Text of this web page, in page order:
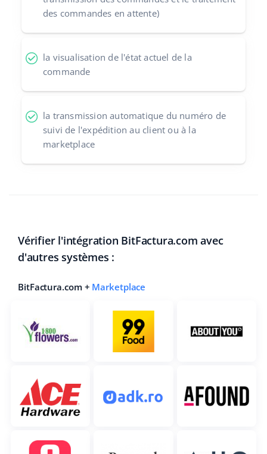
des commandes en attente)
la visualisation de l'état actuel de la
commande
la transmission automatique du numéro de
suivi de l'expédition au client ou à la
marketplace
Vérifier l'intégration BitFactura.com avec
d'autres systèmes :
BitFactura.com + Marketplace